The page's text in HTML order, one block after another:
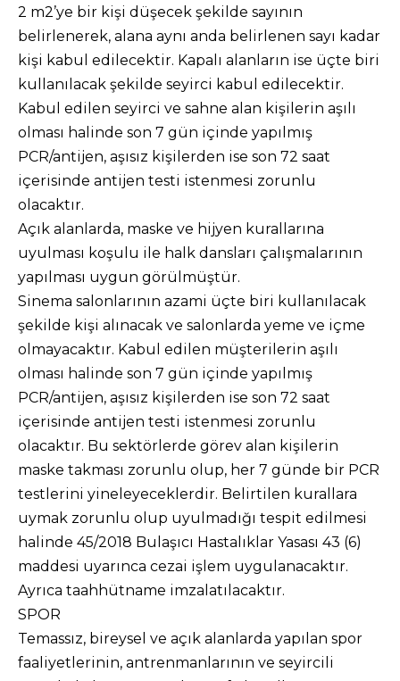
2 m2’ye bir kişi düşecek şekilde sayının
belirlenerek, alana aynı anda belirlenen sayı kadar
kişi kabul edilecektir. Kapalı alanların ise üçte biri
kullanılacak şekilde seyirci kabul edilecektir.
Kabul edilen seyirci ve sahne alan kişilerin aşılı
olması halinde son 7 gün içinde yapılmış
PCR/antijen, aşısız kişilerden ise son 72 saat
içerisinde antijen testi istenmesi zorunlu
olacaktır.
Açık alanlarda, maske ve hijyen kurallarına
uyulması koşulu ile halk dansları çalışmalarının
yapılması uygun görülmüştür.
Sinema salonlarının azami üçte biri kullanılacak
şekilde kişi alınacak ve salonlarda yeme ve içme
olmayacaktır. Kabul edilen müşterilerin aşılı
olması halinde son 7 gün içinde yapılmış
PCR/antijen, aşısız kişilerden ise son 72 saat
içerisinde antijen testi istenmesi zorunlu
olacaktır. Bu sektörlerde görev alan kişilerin
maske takması zorunlu olup, her 7 günde bir PCR
testlerini yineleyeceklerdir. Belirtilen kurallara
uymak zorunlu olup uyulmadığı tespit edilmesi
halinde 45/2018 Bulaşıcı Hastalıklar Yasası 43 (6)
maddesi uyarınca cezai işlem uygulanacaktır.
Ayrıca taahhütname imzalatılacaktır.
SPOR
Temassız, bireysel ve açık alanlarda yapılan spor
faaliyetlerinin, antrenmanlarının ve seyircili